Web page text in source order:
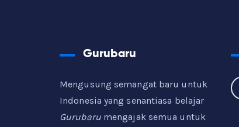
Gurubaru
Mengusung semangat baru untuk
Indonesia yang senantiasa belajar
Gurubarumengajak semua untuk